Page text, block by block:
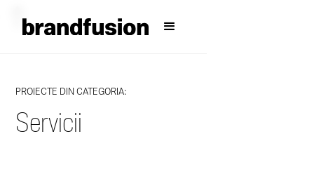
PROIECTE DIN CATEGORIA:
Servicii